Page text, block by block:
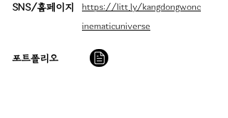
SNS/홈페이지
https://litt.ly/kangdongwonc
inematicuniverse
​포트폴리오